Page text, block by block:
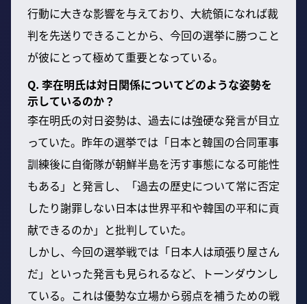
行動に大きな影響を与えており、大統領になれば裁
判を先送りできることから、今回の選挙に勝つこと
が彼にとって極めて重要となっている。
Q. 李在明氏は対日関係についてどのような姿勢を
示しているのか？
李在明氏の対日姿勢は、過去には強硬な発言が目立
っていた。昨年の選挙では「日本と韓国の合同軍事
訓練後に自衛隊が朝鮮半島を汚す事態になる可能性
もある」と発言し、「過去の歴史について常に否定
したり謝罪しない日本は世界平和や韓国の平和に貢
献できるのか」と批判していた。
しかし、今回の選挙戦では「日本人は頑張り屋さん
だ」といった発言も見られるなど、トーンダウンし
ている。これは優勢な立場から弱点を補うための戦